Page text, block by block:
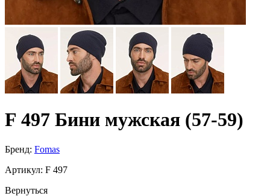
F 497 Бини мужская (57-59)
Бренд: Fomas
Артикул: F 497
Вернуться